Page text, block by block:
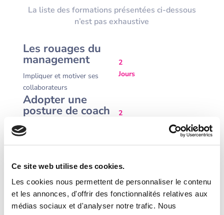
Ce site web utilise des cookies.
Les cookies nous permettent de personnaliser le contenu
et les annonces, d'offrir des fonctionnalités relatives aux
médias sociaux et d'analyser notre trafic. Nous
La liste des formations présentées ci-dessous
n’est pas exhaustive
Les rouages du
management
Impliquer et motiver ses
collaborateurs
2
Jours
Adopter une
posture de coach
de ses équipes
2
Réussir ses
recrutements
Jours
Mener
efficacement et
différencier
l’entretien annuel